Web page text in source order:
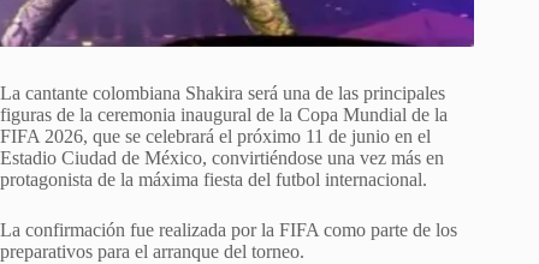
La cantante colombiana Shakira será una de las principales
figuras de la ceremonia inaugural de la Copa Mundial de la
FIFA 2026, que se celebrará el próximo 11 de junio en el
Estadio Ciudad de México, convirtiéndose una vez más en
protagonista de la máxima fiesta del futbol internacional.
La confirmación fue realizada por la FIFA como parte de los
preparativos para el arranque del torneo.